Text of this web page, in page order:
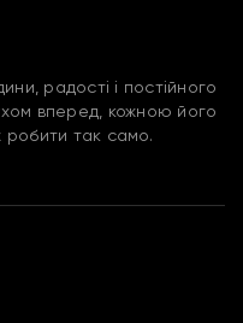
радості і постійного
вперед, кожною його
робити так само.